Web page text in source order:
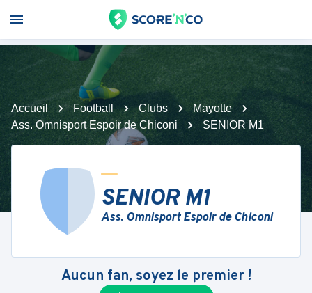
Accueil Football Clubs
Mayotte
Ass. Omnisport Espoir de Chiconi
SENIOR M1
SENIOR M1
Ass. Omnisport Espoir de Chiconi
Aucun fan, soyez le premier !